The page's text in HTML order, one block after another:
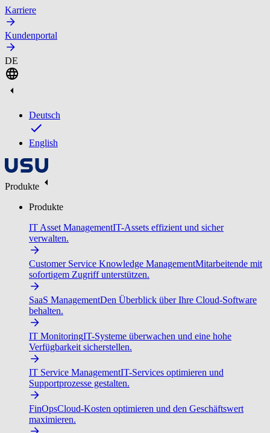
Karriere
Kundenportal
DE
Deutsch
English
Produkte
Produkte
IT Asset ManagementIT-Assets effizient und sicher
verwalten.
Customer Service Knowledge ManagementMitarbeitende mit
sofortigem Zugriff unterstützen.
SaaS ManagementDen Überblick über Ihre Cloud-Software
behalten.
IT MonitoringIT-Systeme überwachen und eine hohe
Verfügbarkeit sicherstellen.
IT Service ManagementIT-Services optimieren und
Supportprozesse gestalten.
FinOpsCloud-Kosten optimieren und den Geschäftswert
maximieren.